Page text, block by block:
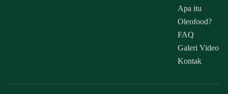
Apa itu
Oleofood?
FAQ
Galeri Video
Kontak